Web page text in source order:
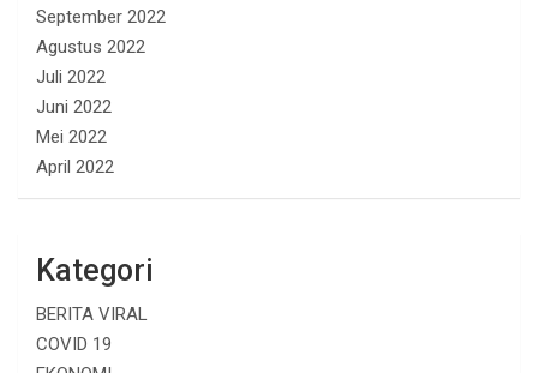
September 2022
Agustus 2022
Juli 2022
Juni 2022
Mei 2022
April 2022
Kategori
BERITA VIRAL
COVID 19